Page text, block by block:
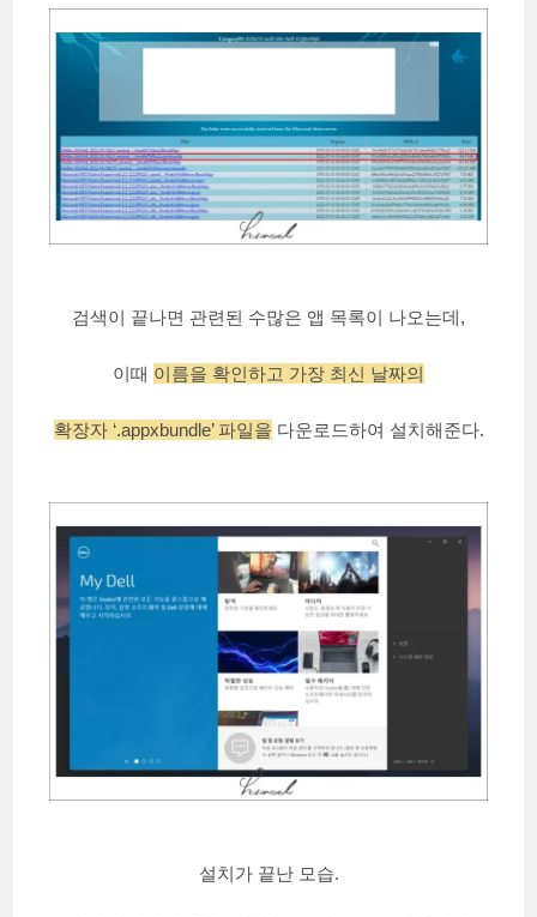
검색이 끝나면 관련된 수많은 앱 목록이 나오는데,
이때 이름을 확인하고 가장 최신 날짜의
확장자 ‘.appxbundle’ 파일을 다운로드하여 설치해준다.
설치가 끝난 모습.